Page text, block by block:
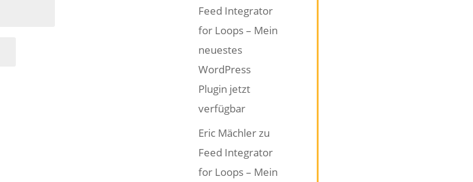
Feed Integrator
for Loops – Mein
neuestes
WordPress
Plugin jetzt
verfügbar
Eric Mächlerzu
Feed Integrator
for Loops – Mein